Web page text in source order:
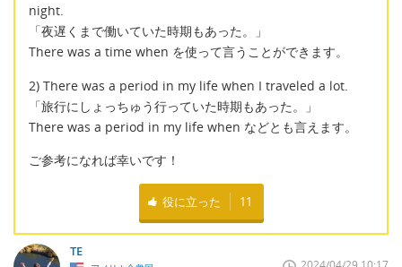
night.
「夜遅くまで働いていた時期もあった。」
There was a time when を使って言うことができます。
2) There was a period in my life when I traveled a lot.
「旅行にしょっちゅう行っていた時期もあった。」
There was a period in my life when などとも言えます。
ご参考になれば幸いです！
役に立った 11
TE